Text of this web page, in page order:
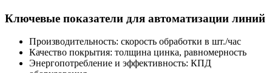
Ключевые показатели для автоматизации линий
Производительность: скорость обработки в шт./час
Качество покрытия: толщина цинка, равномерность
Энергопотребление и эффективность: КПД